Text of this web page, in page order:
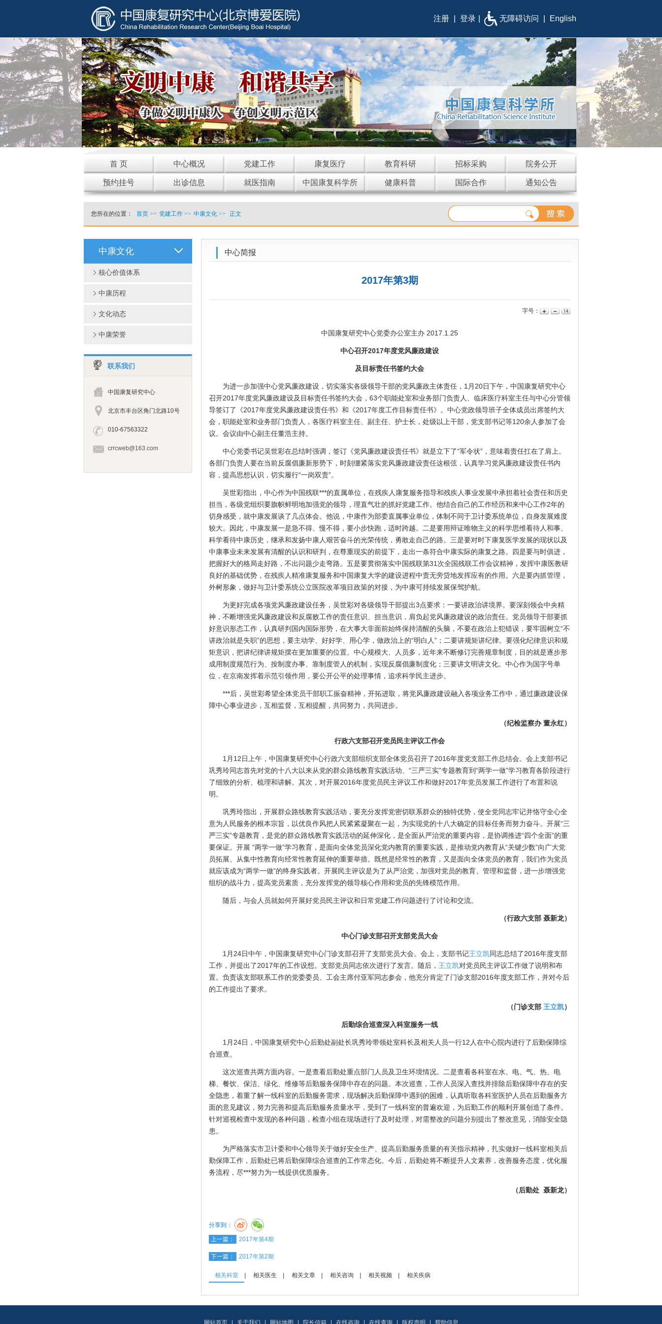
注册 登录 无障碍访问 English
首 页 中心概况 党建工作 康复医疗 教育科研 招标采购 院务公开
预约挂号 出诊信息 就医指南 中国康复科学所 健康科普 国际合作 通知公告
您所在的位置： 首页>> 党建工作>> 中康文化>> 正文
中康文化
核心价值体系
中康历程
文化动态
中康荣誉
联系我们
中国康复研究中心
北京市丰台区角门北路10号
010-67563322
crrcweb@163.com
中心简报
2017年第3期
字号：
中国康复研究中心党委办公室主办 2017.1.25
中心召开2017年度党风廉政建设
及目标责任书签约大会
为进一步加强中心党风廉政建设，切实落实各级领导干部的党风廉政主体责任，1月20日下午，中国康复研究中心
召开2017年度党风廉政建设及目标责任书签约大会，63个职能处室和业务部门负责人、临床医疗科室主任与中心分管领
导签订了《2017年度党风廉政建设责任书》和《2017年度工作目标责任书》。中心党政领导班子全体成员出席签约大
会，职能处室和业务部门负责人，各医疗科室主任、副主任、护士长，处级以上干部，党支部书记等120余人参加了会
议。会议由中心副主任董浩主持。
中心党委书记吴世彩在总结时强调，签订《党风廉政建设责任书》就是立下了“军令状”，意味着责任扛在了肩上。
各部门负责人要在当前反腐倡廉新形势下，时刻绷紧落实党风廉政建设责任这根弦，认真学习党风廉政建设责任书内
容，提高思想认识，切实履行“一岗双责”。
吴世彩指出，中心作为中国残联***的直属单位，在残疾人康复服务指导和残疾人事业发展中承担着社会责任和历史
担当，各级党组织要旗帜鲜明地加强党的领导，理直气壮的抓好党建工作。他结合自己的工作经历和来中心工作2年的
切身感受，就中康发展谈了几点体会。他说，中康作为部委直属事业单位，体制不同于卫计委系统单位，自身发展难度
较大。因此，中康发展一是急不得、慢不得，要小步快跑，适时跨越。二是要用辩证唯物主义的科学思维看待人和事、
科学看待中康历史，继承和发扬中康人艰苦奋斗的光荣传统，勇敢走自己的路。三是要对时下康复医学发展的现状以及
中康事业未来发展有清醒的认识和研判，在尊重现实的前提下，走出一条符合中康实际的康复之路。四是要与时俱进，
把握好大的格局走好路，不出问题少走弯路。五是要贯彻落实中国残联第31次全国残联工作会议精神，发挥中康医教研
良好的基础优势，在残疾人精准康复服务和中国康复大学的建设进程中责无旁贷地发挥应有的作用。六是要内抓管理，
外树形象，做好与卫计委系统公立医院改革项目政策的对接，为中康可持续发展保驾护航。
为更好完成各项党风廉政建设任务，吴世彩对各级领导干部提出3点要求：一要讲政治讲境界。要深刻领会中央精
神，不断增强党风廉政建设和反腐败工作的责任意识、担当意识，肩负起党风廉政建设的政治责任。党员领导干部要抓
好意识形态工作，认真研判国内国际形势，在大事大非面前始终保持清醒的头脑，不要在政治上犯错误，要牢固树立“不
讲政治就是失职”的思想，要主动学、好好学、用心学，做政治上的“明白人”；二要讲规矩讲纪律。要强化纪律意识和规
矩意识，把讲纪律讲规矩摆在更加重要的位置。中心规模大、人员多，近年来不断修订完善规章制度，目的就是逐步形
成用制度规范行为、按制度办事、靠制度管人的机制，实现反腐倡廉制度化；三要讲文明讲文化。中心作为国字号单
位，在京南发挥着示范引领作用，要公开公平的处理事情，追求科学民主进步。
***后，吴世彩希望全体党员干部职工振奋精神，开拓进取，将党风廉政建设融入各项业务工作中，通过廉政建设保
障中心事业进步，互相监督，互相提醒，共同努力，共同进步。
（纪检监察办 董永红）
行政六支部召开党员民主评议工作会
1月12日上午，中国康复研究中心行政六支部组织支部全体党员召开了2016年度党支部工作总结会。会上支部书记
巩秀玲同志首先对党的十八大以来从党的群众路线教育实践活动、“三严三实”专题教育到“两学一做”学习教育各阶段进行
了细致的分析、梳理和讲解。其次，对开展2016年度党员民主评议工作和做好2017年党员发展工作进行了布置和说
明。
巩秀玲指出，开展群众路线教育实践活动，要充分发挥党密切联系群众的独特优势，使全党同志牢记并恪守全心全
意为人民服务的根本宗旨，以优良作风把人民紧紧凝聚在一起，为实现党的十八大确定的目标任务而努力奋斗。开展“三
严三实”专题教育，是党的群众路线教育实践活动的延伸深化，是全面从严治党的重要内容，是协调推进“四个全面”的重
要保证。开展 “两学一做”学习教育，是面向全体党员深化党内教育的重要实践，是推动党内教育从“关键少数”向广大党
员拓展、从集中性教育向经常性教育延伸的重要举措。既然是经常性的教育，又是面向全体党员的教育，我们作为党员
就应该成为“两学一做”的终身实践者。开展民主评议是为了从严治党，加强对党员的教育、管理和监督，进一步增强党
组织的战斗力，提高党员素质，充分发挥党的领导核心作用和党员的先锋模范作用。
随后，与会人员就如何开展好党员民主评议和日常党建工作问题进行了讨论和交流。
（行政六支部 聂新龙）
中心门诊支部召开支部党员大会
1月24日中午，中国康复研究中心门诊支部召开了支部党员大会。会上，支部书记王立凯同志总结了2016年度支部
工作，并提出了2017年的工作设想。支部党员同志依次进行了发言。随后， 王立凯对党员民主评议工作做了说明和布
置。负责该支部联系工作的党委委员、工会主席付亚军同志参会，他充分肯定了门诊支部2016年度支部工作，并对今后
的工作提出了要求。
（门诊支部 王立凯）
后勤综合巡查深入科室服务一线
1月24日，中国康复研究中心后勤处副处长巩秀玲带领处室科长及相关人员一行12人在中心院内进行了后勤保障综
合巡查。
这次巡查共两方面内容。一是查看后勤处重点部门人员及卫生环境情况。二是查看各科室在水、电、气、热、电
梯、餐饮、保洁、绿化、维修等后勤服务保障中存在的问题。本次巡查，工作人员深入查找并排除后勤保障中存在的安
全隐患，着重了解一线科室的后勤服务需求，现场解决后勤保障中遇到的困难，认真听取各科室医护人员在后勤服务方
面的意见建议，努力完善和提高后勤服务质量水平，受到了一线科室的普遍欢迎，为后勤工作的顺利开展创造了条件。
针对巡视检查中发现的各种问题，检查小组在现场进行了及时处理，对需整改的问题分别提出了整改意见，消除安全隐
患。
为严格落实市卫计委和中心领导关于做好安全生产、提高后勤服务质量的有关指示精神，扎实做好一线科室相关后
勤保障工作，后勤处已将后勤保障综合巡查的工作常态化。今后，后勤处将不断提升人文素养，改善服务态度，优化服
务流程，尽***努力为一线提供优质服务。
（后勤处 聂新龙）
分享到：
上一篇： 2017年第4期
下一篇： 2017年第2期
相关科室 相关医生 相关文章 相关咨询 相关视频 相关疾病
网站首页 关于我们 网站地图 院长信箱 在线咨询 在线查询 版权声明 帮助信息